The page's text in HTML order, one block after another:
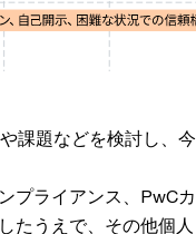
課題などを検討し、今
プライアンス、PwCカ
たうえで、その他個人